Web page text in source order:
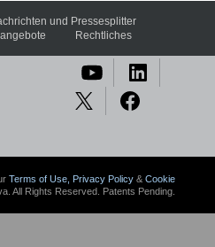
und Pressesplitter
Rechtliches
Terms of Use, Privacy Policy& Cookie
All Rights Reserved. Patents Pending.